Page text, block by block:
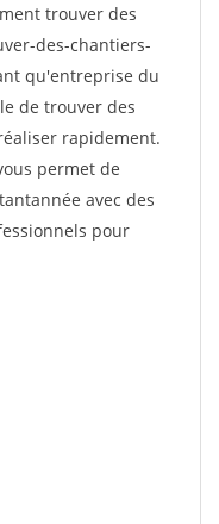
trouver des
des-chantiers-
qu'entreprise du
de trouver des
rapidement.
permet de
avec des
pour